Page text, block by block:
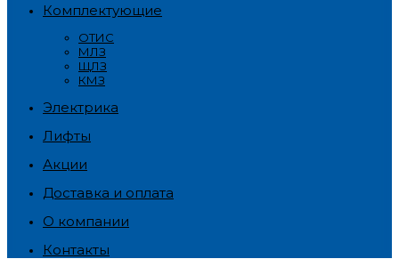
Комплектующие
ОТИС
МЛЗ
ЩЛЗ
КМЗ
Электрика
Лифты
Акции
Доставка и оплата
О компании
Контакты